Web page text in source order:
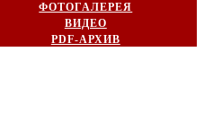
ФОТОГАЛЕРЕЯ
ВИДЕО
PDF-АРХИВ